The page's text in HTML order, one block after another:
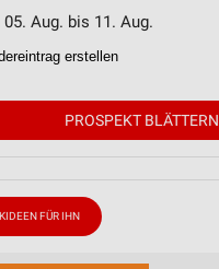
Aug. bis 11. Aug.
erstellen
PROSPEKT BLÄTTERN
FÜR IHN